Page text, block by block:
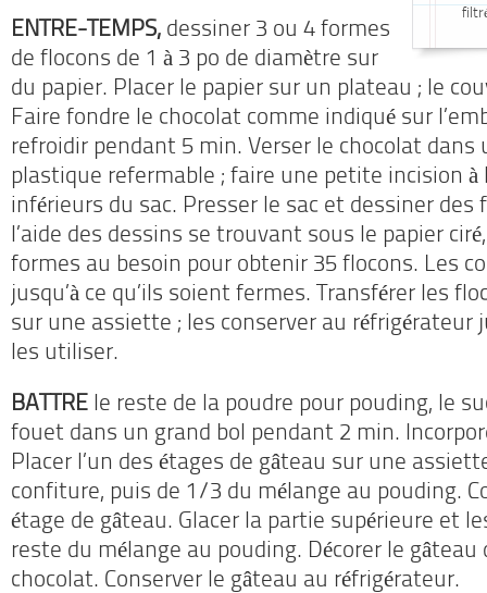
ENTRE-TEMPS, dessiner 3 ou 4 formes
de flocons de 1 à 3 po de diamètre sur
du papier. Placer le papier sur un plateau ; le
Faire fondre le chocolat comme indiqué sur
refroidir pendant 5 min. Verser le chocolat dans
plastique refermable ; faire une petite incision à
inférieurs du sac. Presser le sac et dessiner des
l’aide des dessins se trouvant sous le papier
formes au besoin pour obtenir 35 flocons. Les
jusqu’à ce qu’ils soient fermes. Transférer les
sur une assiette ; les conserver au réfrigérateur
les utiliser.
BATTRE le reste de la poudre pour pouding, le
fouet dans un grand bol pendant 2 min.
Placer l’un des étages de gâteau sur une
confiture, puis de 1/3 du mélange au pouding.
étage de gâteau. Glacer la partie supérieure et
reste du mélange au pouding. Décorer le gâteau
chocolat. Conserver le gâteau au réfrigérateur.